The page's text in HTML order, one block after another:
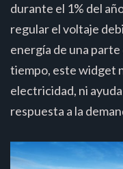
durante el 1% del
regular el voltaje
energía de una parte
tiempo, este widget
electricidad, ni
respuesta a la